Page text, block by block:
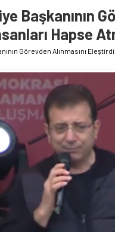
Başkanının
Hapse
Görevden Alınmasını